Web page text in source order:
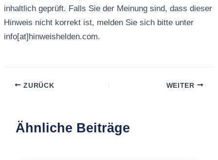
inhaltlich geprüft. Falls Sie der Meinung sind, dass dieser
Hinweis nicht korrekt ist, melden Sie sich bitte unter
info[at]hinweishelden.com.
ZURÜCK WEITER
Ähnliche Beiträge